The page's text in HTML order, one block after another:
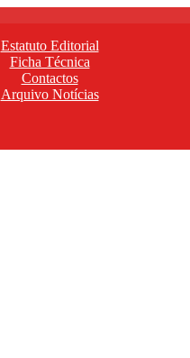
Estatuto Editorial
Ficha Técnica
Contactos
Arquivo Notícias